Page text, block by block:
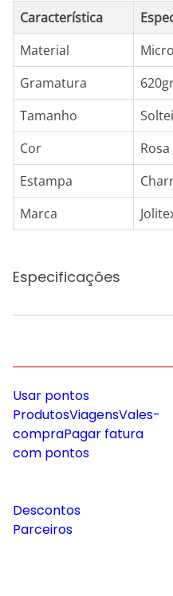
Característica
Material
Gramatura
Tamanho
Cor
Rosa
Estampa
Marca
Especificações
Usar pontos
ProdutosViagensVales-
compraPagar fatura
com pontos
Descontos
Parceiros